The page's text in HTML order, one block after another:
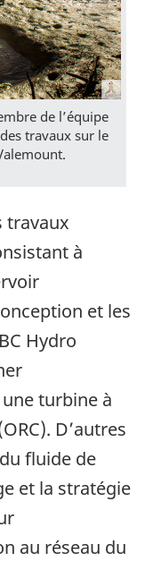
de l’équipe
travaux sur le
travaux
à
et les
Hydro
turbine à
D’autres
fluide de
et la stratégie
au réseau du